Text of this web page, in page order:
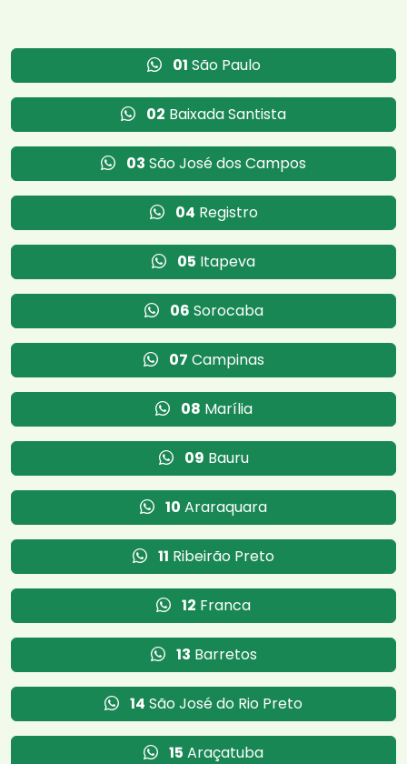
01 São Paulo
02 Baixada Santista
03 São José dos Campos
04 Registro
05 Itapeva
06 Sorocaba
07 Campinas
08 Marília
09 Bauru
10 Araraquara
11 Ribeirão Preto
12 Franca
13 Barretos
14 São José do Rio Preto
15 Araçatuba